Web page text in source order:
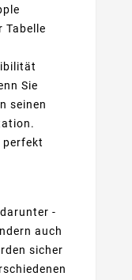
Tabelle
Sie
seinen
perfekt
-
auch
sicher